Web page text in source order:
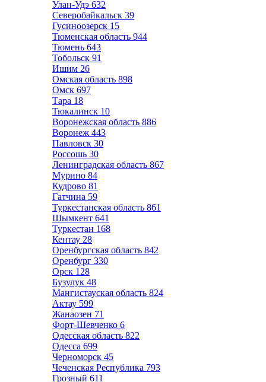
Улан-Удэ 632
Северобайкальск 39
Гусиноозерск 15
Тюменская область 944
Тюмень 643
Тобольск 91
Ишим 26
Омская область 898
Омск 697
Тара 18
Тюкалинск 10
Воронежская область 886
Воронеж 443
Павловск 30
Россошь 30
Ленинградская область 867
Мурино 84
Кудрово 81
Гатчина 59
Туркестанская область 861
Шымкент 641
Туркестан 168
Кентау 28
Оренбургская область 842
Оренбург 330
Орск 128
Бузулук 48
Мангистауская область 824
Актау 599
Жанаозен 71
Форт-Шевченко 6
Одесская область 822
Одесса 699
Черноморск 45
Чеченская Республика 793
Грозный 611